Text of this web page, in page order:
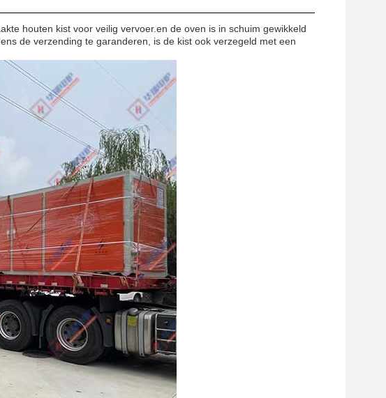
houten kist voor veilig vervoer.en de oven is in schuim gewikkeld
de verzending te garanderen, is de kist ook verzegeld met een